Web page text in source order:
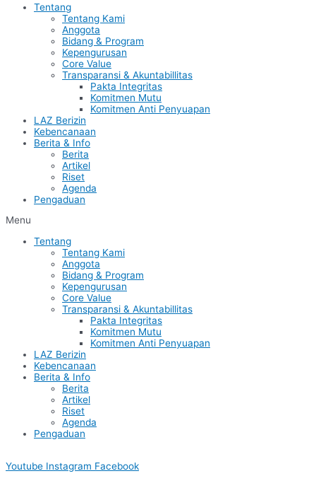
Tentang
Tentang Kami
Anggota
Bidang & Program
Kepengurusan
Core Value
Transparansi & Akuntabillitas
Pakta Integritas
Komitmen Mutu
Komitmen Anti Penyuapan
LAZ Berizin
Kebencanaan
Berita & Info
Berita
Artikel
Riset
Agenda
Pengaduan
Menu
Tentang
Tentang Kami
Anggota
Bidang & Program
Kepengurusan
Core Value
Transparansi & Akuntabillitas
Pakta Integritas
Komitmen Mutu
Komitmen Anti Penyuapan
LAZ Berizin
Kebencanaan
Berita & Info
Berita
Artikel
Riset
Agenda
Pengaduan
Youtube Instagram Facebook